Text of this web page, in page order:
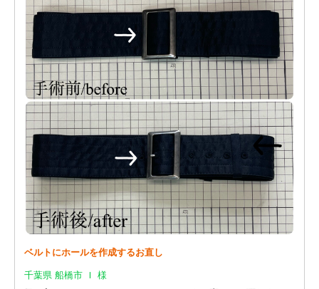
ベルトにホールを作成するお直し
千葉県 船橋市 Ｉ 様